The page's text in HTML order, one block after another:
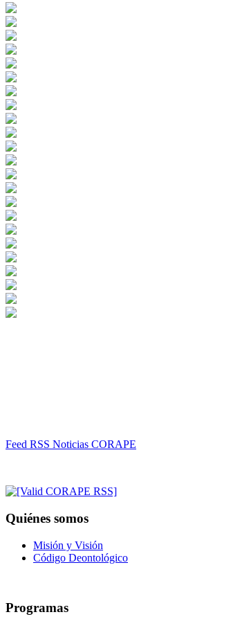
Feed RSS Noticias CORAPE
Quiénes somos
Misión y Visión
Código Deontológico
Programas